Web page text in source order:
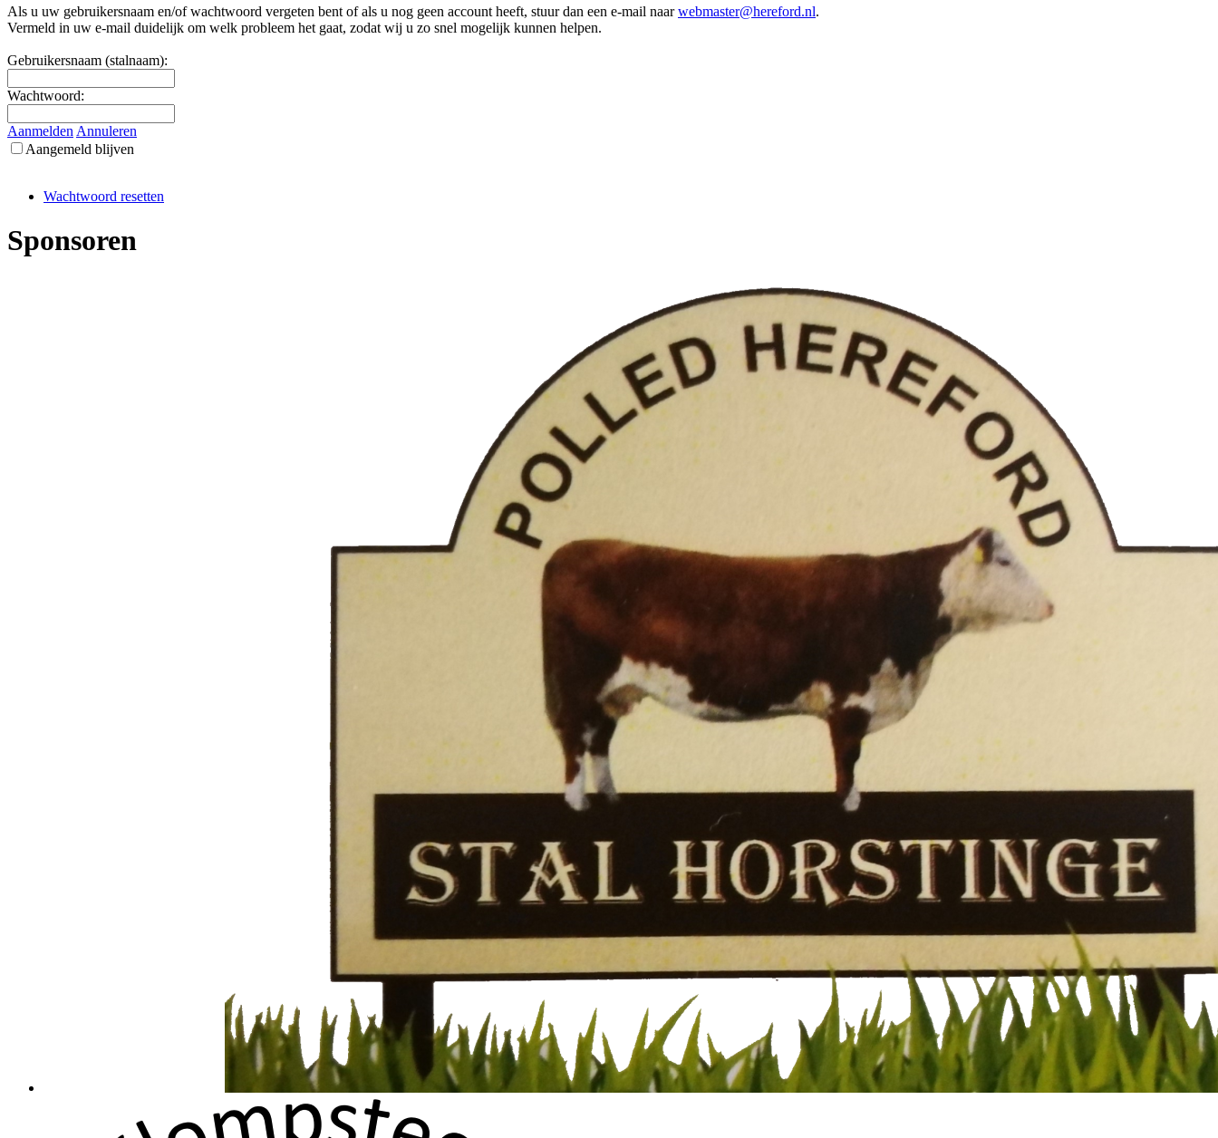
Als u uw gebruikersnaam en/of wachtwoord vergeten bent of als u nog geen account heeft, stuur dan een e-mail naarwebmaster@hereford.nl.
Vermeld in uw e-mail duidelijk om welk probleem het gaat, zodat wij u zo snel mogelijk kunnen helpen.
Gebruikersnaam (stalnaam):
Wachtwoord:
Aanmelden Annuleren
Aangemeld blijven
Wachtwoord resetten
Sponsoren